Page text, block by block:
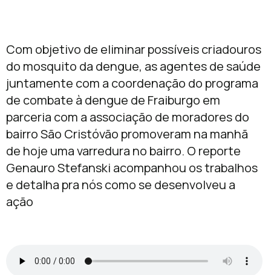
Com objetivo de eliminar possíveis criadouros
do mosquito da dengue, as agentes de saúde
juntamente com a coordenação do programa
de combate à dengue de Fraiburgo em
parceria com a associação de moradores do
bairro São Cristóvão promoveram na manhã
de hoje uma varredura no bairro. O reporte
Genauro Stefanski acompanhou os trabalhos
e detalha pra nós como se desenvolveu a
ação